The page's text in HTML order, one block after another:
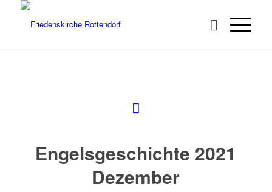
Engelsgeschichte 2021
Dezember